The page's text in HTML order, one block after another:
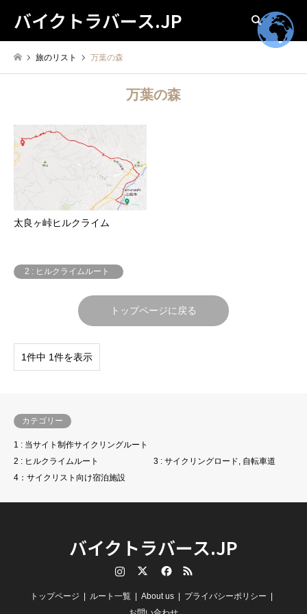
バイクトラバース.JP 検索
旅のリスト 万葉の森
万葉の森
太良ヶ峠ヒルクライム
2 : ヒルクライムルート
トップページに戻る
1件中 1件を表示
カテゴリー
1 : 当サイト制作サイクリングルート
2 : ヒルクライムルート
3 : サイクリングロード, 自転車道
4：サイクリスト向け宿泊施設
バイクトラバース.JP
RSS
トップページ ルート一覧 About us
プライバシーポリシー